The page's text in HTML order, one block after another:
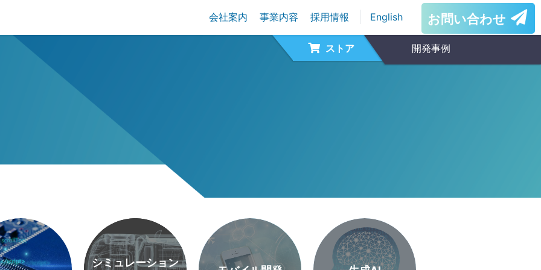
会社案内 事業内容 採用情報 English お問い合わせ
ストア 開発事例
シミュレーション